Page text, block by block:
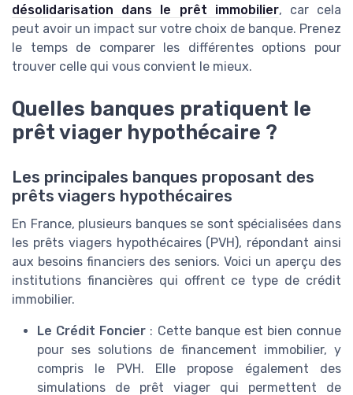
désolidarisation dans le prêt immobilier, car cela
peut avoir un impact sur votre choix de banque. Prenez
le temps de comparer les différentes options pour
trouver celle qui vous convient le mieux.
Quelles banques pratiquent le
prêt viager hypothécaire ?
Les principales banques proposant des
prêts viagers hypothécaires
En France, plusieurs banques se sont spécialisées dans
les prêts viagers hypothécaires (PVH), répondant ainsi
aux besoins financiers des seniors. Voici un aperçu des
institutions financières qui offrent ce type de crédit
immobilier.
Le Crédit Foncier : Cette banque est bien connue
pour ses solutions de financement immobilier, y
compris le PVH. Elle propose également des
simulations de prêt viager qui permettent de